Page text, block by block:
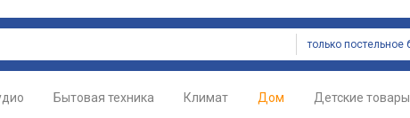
Бытовая техника Климат Дом Детские товары